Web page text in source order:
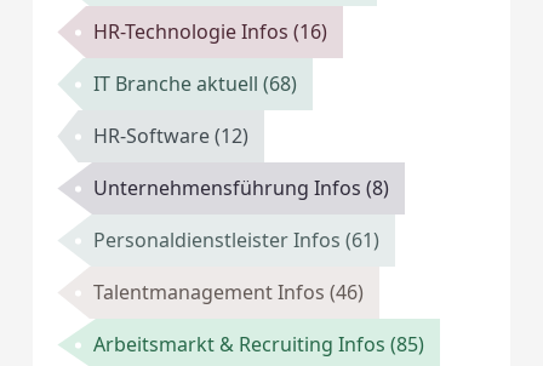
HR-Technologie Infos(16)
IT Branche aktuell(68)
HR-Software(12)
Unternehmensführung Infos(8)
Personaldienstleister Infos(61)
Talentmanagement Infos(46)
Arbeitsmarkt & Recruiting Infos(85)